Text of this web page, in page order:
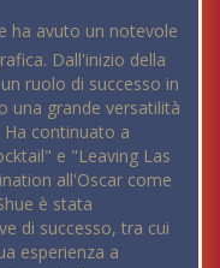
ha avuto un notevole
Dall'inizio della
ruolo di successo in
una grande versatilità
Ha continuato a
e "Leaving Las
all'Oscar come
è stata
di successo, tra cui
esperienza a